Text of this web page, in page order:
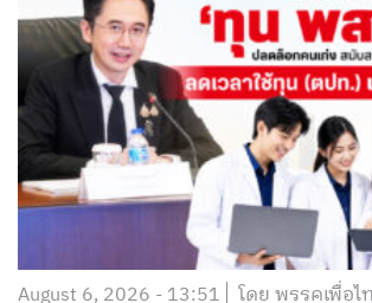
August 6, 2026 - 13:51 โดย พรรคเพื่อไ
ปลดล็อกการผูกมัดทุนปั้นหัวกะทิของรัฐ!
ถกบอร์ด พสวท. เล็งพลิกโฉมใหม่ ปลดล็อ
ยาว-เรียนเมืองนอกใช้ทุนแค่ 1 เท่า-ชูเอา
หย่อนเวลาได้ พร้อมจับคู่งานการันตีเรียนจ